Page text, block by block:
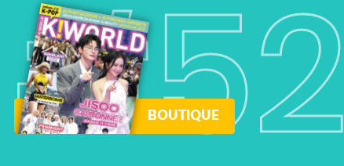
#52
BOUTIQUE